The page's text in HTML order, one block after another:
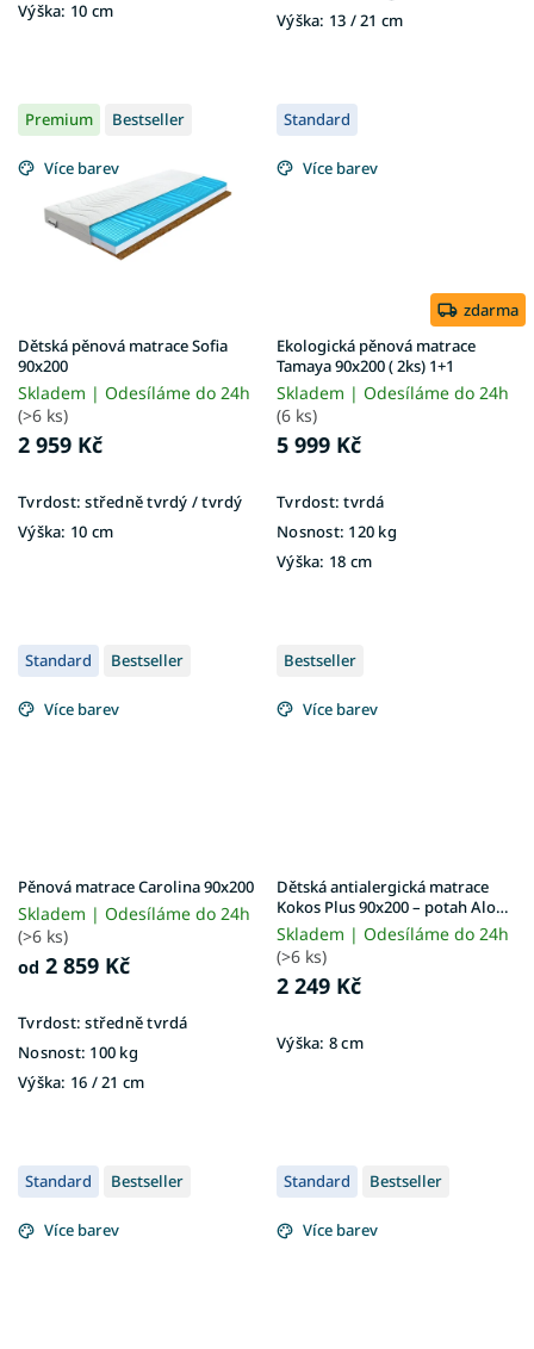
Výška: 10 cm
Výška: 13 / 21 cm
Premium Bestseller
Více barev
Dětská pěnová matrace Sofia
90x200
Skladem | Odesíláme do 24h
(>6 ks)
2 959 Kč
Tvrdost:středně tvrdý / tvrdý
Výška: 10 cm
Standard
Více barev
zdarma
Ekologická pěnová matrace
Tamaya 90x200 ( 2ks) 1+1
Skladem | Odesíláme do 24h
(6 ks)
5 999 Kč
Tvrdost: tvrdá
Nosnost: 120 kg
Výška: 18 cm
Standard Bestseller
Více barev
Pěnová matrace Carolina 90x200
Skladem | Odesíláme do 24h
(>6 ks)
od 2 859 Kč
Tvrdost: středně tvrdá
Nosnost: 100 kg
Výška: 16 / 21 cm
Bestseller
Více barev
Dětská antialergická matrace
Kokos Plus 90x200 – potah Aloe
Vera
Skladem | Odesíláme do 24h
(>6 ks)
2 249 Kč
Výška: 8 cm
Standard Bestseller
Více barev
Standard Bestseller
Více barev